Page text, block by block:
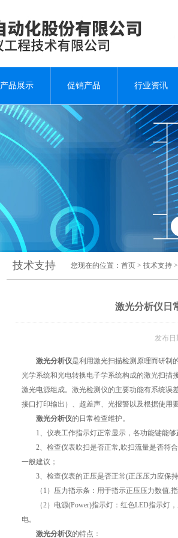
产品展示 促销产品 行业资讯
技术支持 您现在的位置： 首页 > 技术支持
激光分析仪日
发布
激光分析仪是利用激光扫描检测原理而研制
光学系统和光电转换电子学系统构成的激光扫描
激光电源组成。激光检测仪的主要功能有系统误
接口打印输出）、超差声、光报警以及根据使用
激光分析仪的日常检查维护。
1、仪表工作指示灯正常显示，各功能键能够
2、检查仪表吹扫是否正常,吹扫流量是否符合
一般建议；
3、检查仪表的正压是否正常(正压压力应保持
（1）压力指示条：用于指示正压压力数值,指
（2）电源(Power)指示灯：红色LED指示灯，
电。
激光分析仪的特点：